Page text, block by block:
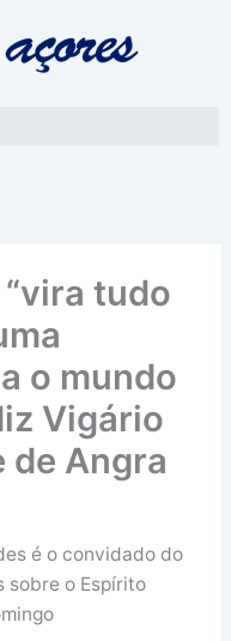
tudo
o mundo
Vigário
de Angra
é o convidado do
sobre o Espírito